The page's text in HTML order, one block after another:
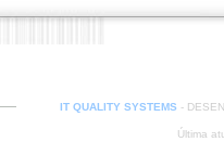
IT QUALITY SYSTEMS -
Última